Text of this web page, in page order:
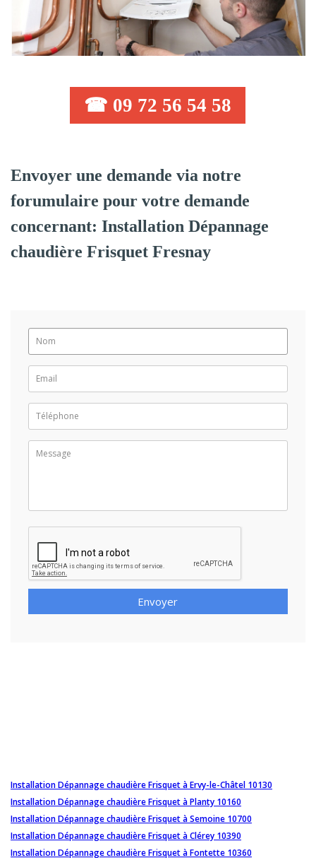
☎ 09 72 56 54 58
Envoyer une demande via notre
forumulaire pour votre demande
concernant: Installation Dépannage
chaudière Frisquet Fresnay
Envoyer
Installation Dépannage chaudière Frisquet à Ervy-le-Châtel 10130
Installation Dépannage chaudière Frisquet à Planty 10160
Installation Dépannage chaudière Frisquet à Semoine 10700
Installation Dépannage chaudière Frisquet à Clérey 10390
Installation Dépannage chaudière Frisquet à Fontette 10360